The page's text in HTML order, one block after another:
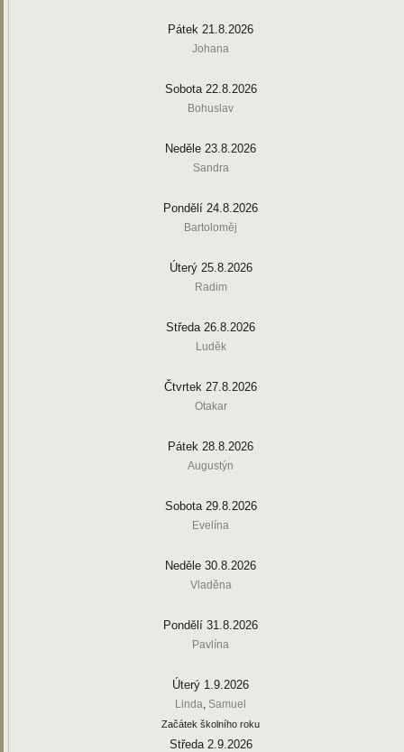
Pátek 21.8.2026
Johana
Sobota 22.8.2026
Bohuslav
Neděle 23.8.2026
Sandra
Pondělí 24.8.2026
Bartoloměj
Úterý 25.8.2026
Radim
Středa 26.8.2026
Luděk
Čtvrtek 27.8.2026
Otakar
Pátek 28.8.2026
Augustýn
Sobota 29.8.2026
Evelína
Neděle 30.8.2026
Vladěna
Pondělí 31.8.2026
Pavlína
Úterý 1.9.2026
Linda, Samuel
Začátek školního roku
Středa 2.9.2026